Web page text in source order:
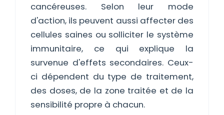
cancéreuses. Selon leur mode
d'action, ils peuvent aussi affecter des
cellules saines ou solliciter le système
immunitaire, ce qui explique la
survenue d'effets secondaires. Ceux-
ci dépendent du type de traitement,
des doses, de la zone traitée et de la
sensibilité propre à chacun.